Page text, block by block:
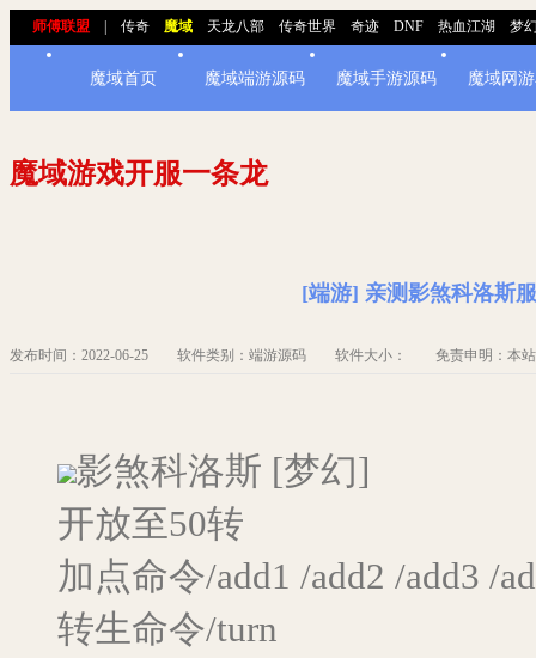
师傅联盟 传奇 魔域 天龙八部 传奇世界 奇迹 DNF 热血江湖 梦
魔域首页 魔域端游源码 魔域手游源码 魔域网
魔域游戏开服一条龙
[端游] 亲测影煞科洛斯
发布时间：2022-06-25 软件类别：端游源码 软件大小： 免责申明：本站
影煞科洛斯 [梦幻]
开放至50转
加点命令/add1 /add2 /add3 /
转生命令/turn